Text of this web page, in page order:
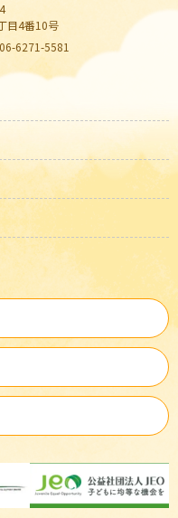
目4番10号
6271-5581